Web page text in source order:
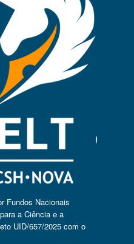
Fundos Nacionais
a Ciência e a
UID/657/2025 com o